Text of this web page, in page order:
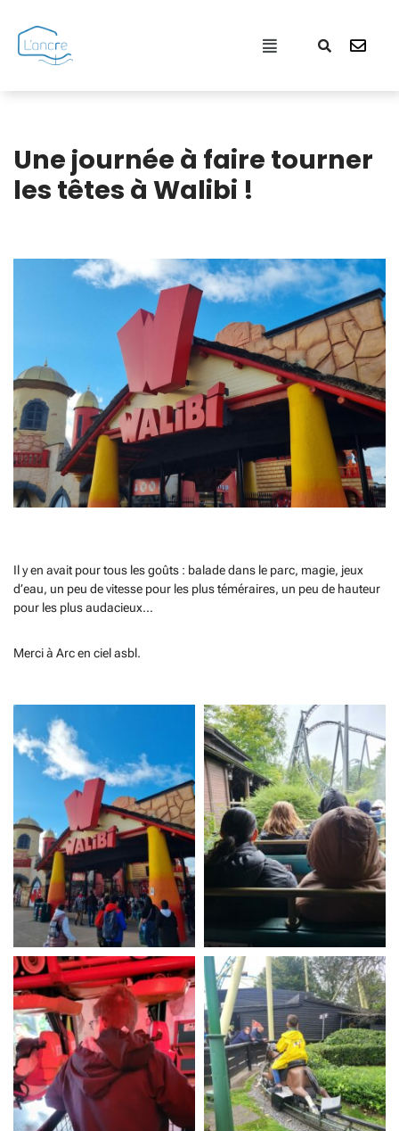
Aller
Une journée à faire tourner
les têtes à Walibi !
Il y en avait pour tous les goûts : balade dans le parc, magie, jeux
d’eau, un peu de vitesse pour les plus téméraires, un peu de hauteur
pour les plus audacieux…
Merci à Arc en ciel asbl.